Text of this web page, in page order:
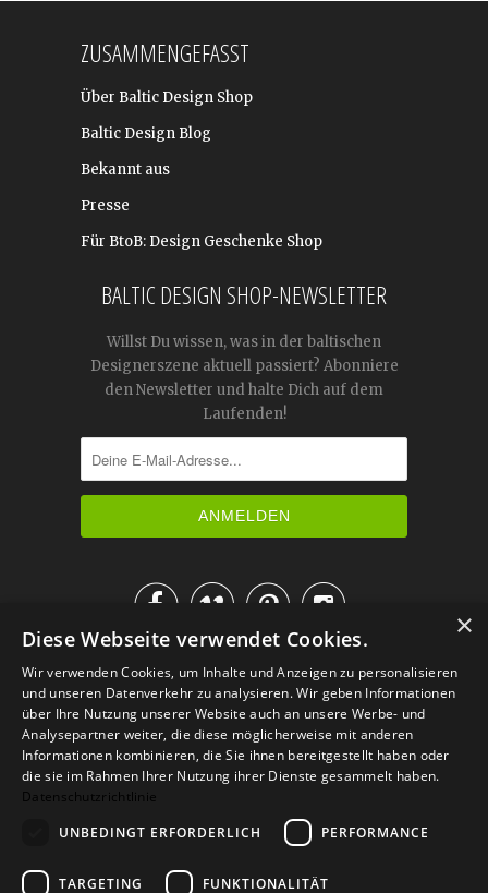
ZUSAMMENGEFASST
Über Baltic Design Shop
Baltic Design Blog
Bekannt aus
Presse
Für BtoB: Design Geschenke Shop
BALTIC DESIGN SHOP-NEWSLETTER
Willst Du wissen, was in der baltischen
Designerszene aktuell passiert? Abonniere
den Newsletter und halte Dich auf dem
Laufenden!

IM KATALOG BLÄTTERN
Versand Zahlarten Retoure
×
Diese Webseite verwendet Cookies.
Wir verwenden Cookies, um Inhalte und Anzeigen zu personalisieren
und unseren Datenverkehr zu analysieren. Wir geben Informationen
über Ihre Nutzung unserer Website auch an unsere Werbe- und
Analysepartner weiter, die diese möglicherweise mit anderen
Informationen kombinieren, die Sie ihnen bereitgestellt haben oder
die sie im Rahmen Ihrer Nutzung ihrer Dienste gesammelt haben.
Datenschutzrichtlinie
UNBEDINGT ERFORDERLICH
PERFORMANCE
TARGETING FUNKTIONALITÄT